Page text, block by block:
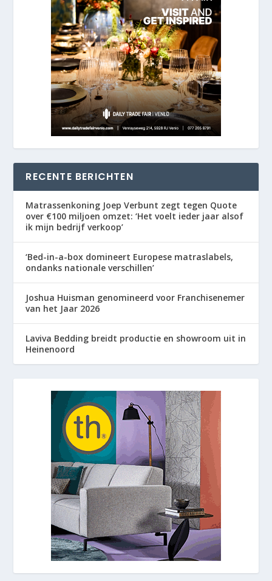
RECENTE BERICHTEN
Matrassenkoning Joep Verbunt zegt tegen Quote
over €100 miljoen omzet: ‘Het voelt ieder jaar alsof
ik mijn bedrijf verkoop’
‘Bed-in-a-box domineert Europese matraslabels,
ondanks nationale verschillen’
Joshua Huisman genomineerd voor Franchisenemer
van het Jaar 2026
Laviva Bedding breidt productie en showroom uit in
Heinenoord